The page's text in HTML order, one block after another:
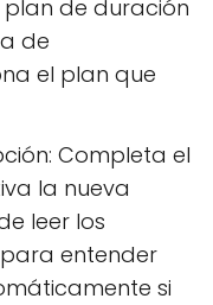
plan de duración
de
el plan que
Completa el
la nueva
leer los
entender
si